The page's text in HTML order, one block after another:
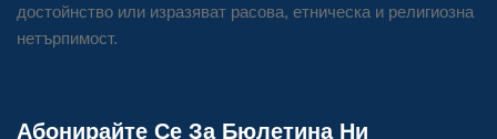
достойнство или изразяват расова, етническа и религиозна
нетърпимост.
Абонирайте Се За Бюлетина Ни